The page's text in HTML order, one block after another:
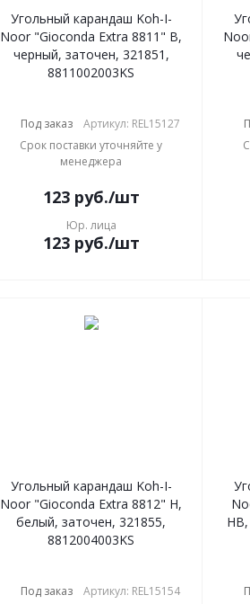
Угольный карандаш Koh-I-
Noor "Gioconda Extra 8811" B,
черный, заточен, 321851,
8811002003KS
Под заказ
Артикул: REL15127
Срок поставки уточняйте у
менеджера
123руб./шт
Юр. лица
123руб./шт
Угольный карандаш Koh-I-
Noor "Gioconda Extra 8812" H,
белый, заточен, 321855,
8812004003KS
Под заказ
Артикул: REL15154